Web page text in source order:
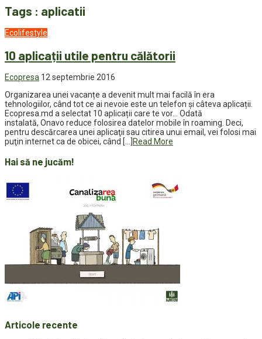
Tags : aplicatii
Ecolifestyle
10 aplicații utile pentru călătorii
Ecopresa 12 septembrie 2016
Organizarea unei vacanțe a devenit mult mai facilă în era
tehnologiilor, când tot ce ai nevoie este un telefon și câteva aplicații.
Ecopresa.md a selectat 10 aplicații care te vor… Odată
instalată, Onavo reduce folosirea datelor mobile în roaming. Deci,
pentru descărcarea unei aplicaţii sau citirea unui email, vei folosi mai
puţin internet ca de obicei, când […] Read More
Hai să ne jucăm!
Articole recente